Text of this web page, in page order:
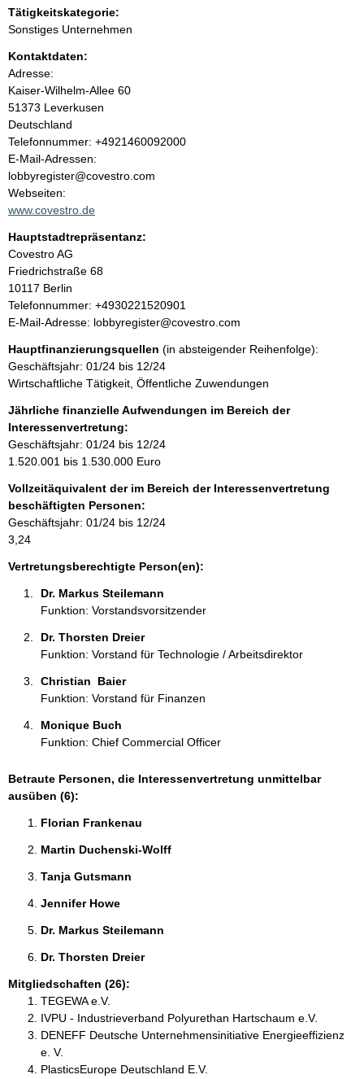
n
i
n
h
a
l
t
Tätigkeitskategorie:
Sonstiges Unternehmen
Kontaktdaten:
Adresse:
Kaiser-Wilhelm-Allee 60
51373 Leverkusen
Deutschland
K
o
n
t
a
t
i
n
f
o
r
m
a
t
o
n
e
n
:
Telefonnummer: +4921460092000
E-Mail-Adressen:
lobbyregister@covestro.com
Webseiten:
www.covestro.de
Hauptstadtrepräsentanz:
A
d
r
e
s
e
Covestro AG
Friedrichstraße 68
10117 Berlin
K
o
t
a
k
t
i
n
f
r
m
a
t
i
Telefonnummer: +4930221520901
E-Mail-Adresse: lobbyregister@covestro.com
Hauptfinanzierungsquellen (in absteigender Reihenfolge):
Geschäftsjahr: 01/24 bis 12/24
Wirtschaftliche Tätigkeit, Öffentliche Zuwendungen
Jährliche finanzielle Aufwendungen im Bereich der
Interessenvertretung:
Geschäftsjahr: 01/24 bis 12/24
1.520.001 bis 1.530.000 Euro
Vollzeitäquivalent der im Bereich der Interessenvertretung
beschäftigten Personen:
Geschäftsjahr: 01/24 bis 12/24
3,24
Vertretungsberechtigte Person(en):
Dr. Markus Steilemann
Funktion: Vorstandsvorsitzender
Dr. Thorsten Dreier
Funktion: Vorstand für Technologie / Arbeitsdirektor
Christian  Baier
Funktion: Vorstand für Finanzen
Monique Buch
Funktion: Chief Commercial Officer
Betraute Personen, die Interessenvertretung unmittelbar
ausüben (6):
Florian Frankenau
Martin Duchenski-Wolff
Tanja Gutsmann
Jennifer Howe
Dr. Markus Steilemann
Dr. Thorsten Dreier
Mitgliedschaften (26):
TEGEWA e.V.
IVPU - Industrieverband Polyurethan Hartschaum e.V.
DENEFF Deutsche Unternehmensinitiative Energieeffizienz
e. V.
PlasticsEurope Deutschland E.V.